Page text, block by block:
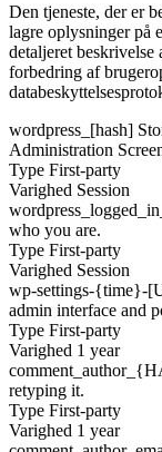
Den tjeneste, der er
lagre oplysninger på
detaljeret
forbedring af
wordpress_[hash]
Administration
Type First-party
Varighed Session
who you are.
Type First-party
Varighed Session
wp-settings-{time}-
admin interface and
Type First-party
Varighed 1 year
retyping it.
Type First-party
Varighed 1 year